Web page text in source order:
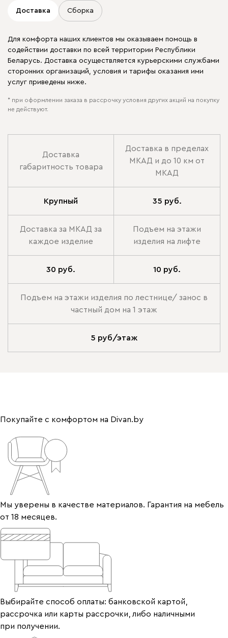
Доставка Сборка
Для комфорта наших клиентов мы оказываем помощь в
содействии доставки по всей территории Республики
Беларусь. Доставка осуществляется курьерскими службами
сторонних организаций, условия и тарифы оказания ими
услуг приведены ниже.
* при оформлении заказа в рассрочку условия других акций на покупку
не действуют.
Доставка
габаритность товара
Доставка в пределах
МКАД и до 10 км от
МКАД
Крупный 35 руб.
Доставка за МКАД за
каждое изделие
Подъем на этажи
изделия на лифте
30 руб. 10 руб.
Подъем на этажи изделия по лестнице/ занос в
частный дом на 1 этаж
5 руб/этаж
Покупайте с комфортом на Divan.by
Мы уверены в качестве материалов. Гарантия на мебель
от 18 месяцев.
Выбирайте способ оплаты: банковской картой,
рассрочка или карты рассрочки, либо наличными
при получении.